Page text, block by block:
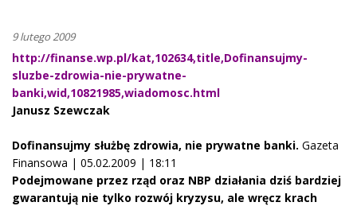
9 lutego 2009
http://finanse.wp.pl/kat,102634,title,Dofinansujmy-
sluzbe-zdrowia-nie-prywatne-
banki,wid,10821985,wiadomosc.html
Janusz Szewczak
Dofinansujmy służbę zdrowia, nie prywatne banki. Gazeta
Finansowa | 05.02.2009 | 18:11
Podejmowane przez rząd oraz NBP działania dziś bardziej
gwarantują nie tylko rozwój kryzysu, ale wręcz krach